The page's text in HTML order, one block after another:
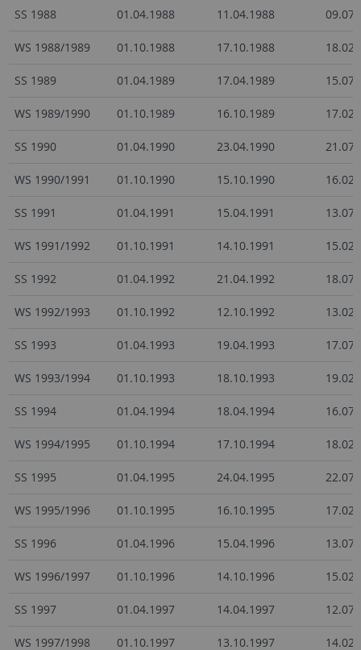
SS 1988 01.04.1988 11.04.1988
WS 1988/1989 01.10.1988 17.10.1988
SS 1989 01.04.1989 17.04.1989
WS 1989/1990 01.10.1989 16.10.1989
SS 1990 01.04.1990 23.04.1990
WS 1990/1991 01.10.1990 15.10.1990
SS 1991 01.04.1991 15.04.1991
WS 1991/1992 01.10.1991 14.10.1991
SS 1992 01.04.1992 21.04.1992
WS 1992/1993 01.10.1992 12.10.1992
SS 1993 01.04.1993 19.04.1993
WS 1993/1994 01.10.1993 18.10.1993
SS 1994 01.04.1994 18.04.1994
WS 1994/1995 01.10.1994 17.10.1994
SS 1995 01.04.1995 24.04.1995
WS 1995/1996 01.10.1995 16.10.1995
SS 1996 01.04.1996 15.04.1996
WS 1996/1997 01.10.1996 14.10.1996
SS 1997 01.04.1997 14.04.1997
WS 1997/1998 01.10.1997 13.10.1997